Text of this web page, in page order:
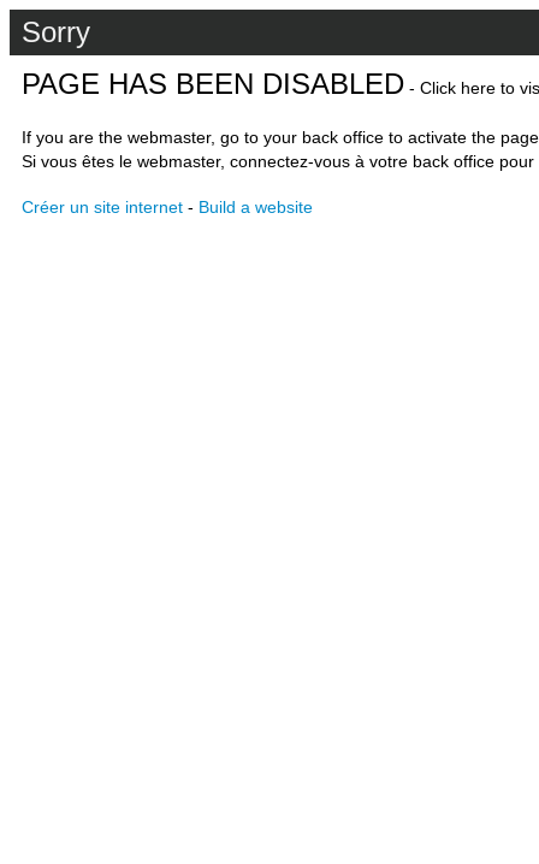
Sorry
PAGE HAS BEEN DISABLED - Click here to
If you are the webmaster, go to your back office to activate the
Si vous êtes le webmaster, connectez-vous à votre back office
Créer un site internet - Build a website